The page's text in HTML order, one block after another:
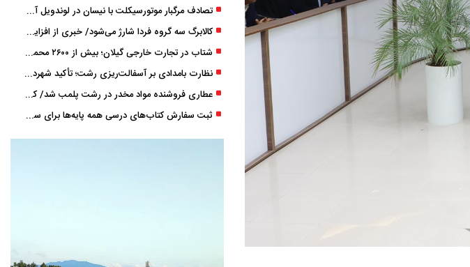
تصادف مرگبار موتورسیکلت با نیسان در لوندویل آستارا/ انتقال مصدوم با اورژانس هوایی به رشت
کالابرگ سه گروه فردا شارژ می‌شود/ خبری از افزایش اعتبار نیست
شتاب در تجارت خارجی گیلان؛ بیش از ۲۶۰۰ محموله زیر ذره‌بین استاندارد
نظارت بامدادی بر آسفالت‌ریزی رشت؛ تأکید شهردار و بازرس کل بر کیفیت اجرای پروژه‌ها
عطاری فروشنده مواد مخدر در رشت پلمب شد/ کشف 8 هزار قرص و 50 لیتر شربت توهم ‌زا
ثبت سفارش کتاب‌های درسی همه پایه‌ها برای سال تحصیلی ۱۴۰۶ ۱۴۰۵ فعال شد